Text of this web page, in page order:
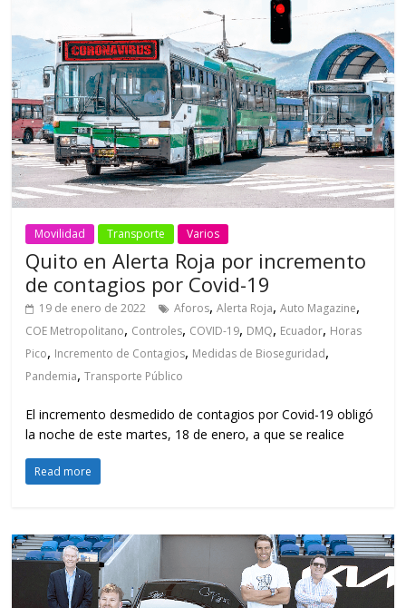
Movilidad Transporte Varios
Quito en Alerta Roja por incremento
de contagios por Covid-19
19 de enero de 2022 Aforos,Alerta Roja,Auto Magazine,
COE Metropolitano, Controles, COVID-19, DMQ, Ecuador, Horas
Pico, Incremento de Contagios, Medidas de Bioseguridad,
Pandemia,Transporte Público
El incremento desmedido de contagios por Covid-19 obligó
la noche de este martes, 18 de enero, a que se realice
Read more